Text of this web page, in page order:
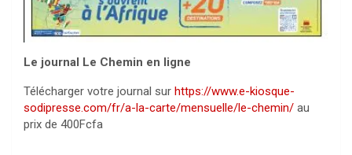
Le journal Le Chemin en ligne
Télécharger votre journal sur https://www.e-kiosque-
sodipresse.com/fr/a-la-carte/mensuelle/le-chemin/ au
prix de 400Fcfa